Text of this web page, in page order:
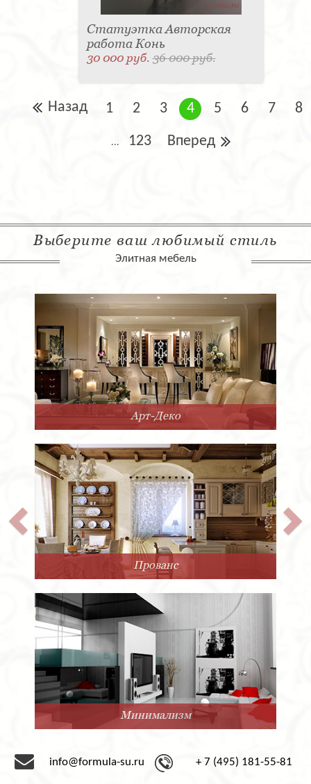
Статуэтка Авторская
работа Конь
30 000 руб.36 000 руб.
Назад 1 2 3 4 5 6 7 8
... 123 Вперед
Выберите ваш любимый стиль
Элитная мебель
Арт-Деко
Прованс
Минимализм
info@formula-su.ru + 7 (495) 181-55-81